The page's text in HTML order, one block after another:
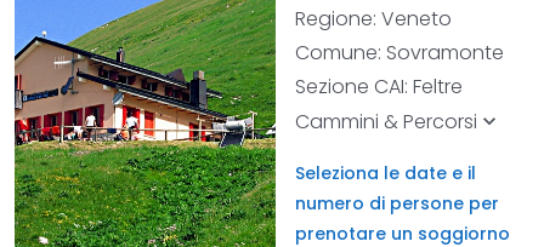
Regione: Veneto
Comune: Sovramonte
Sezione CAI: Feltre
Cammini & Percorsi keyboard_arrow_down
Seleziona le date e il
numero di persone per
prenotare un soggiorno